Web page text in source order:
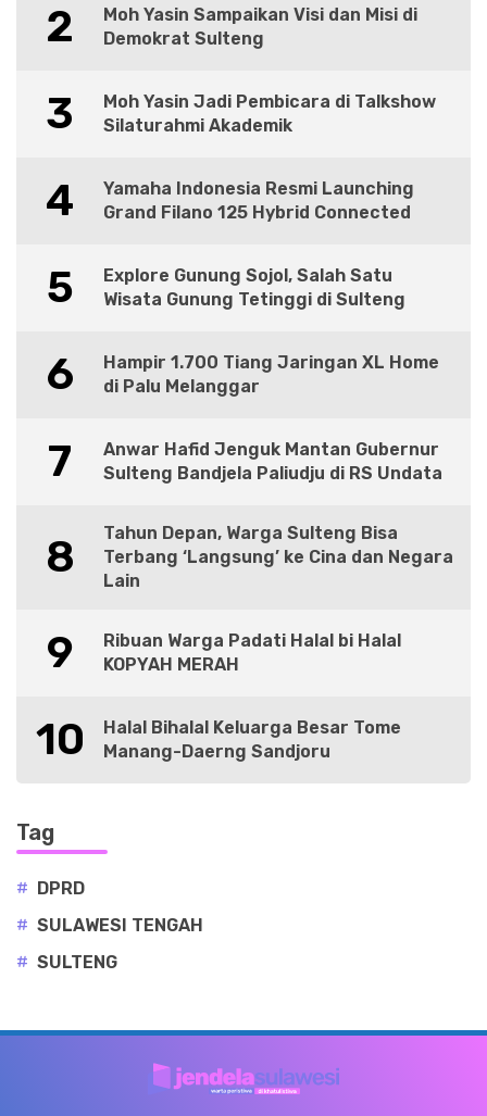
2
Moh Yasin Sampaikan Visi dan Misi di
Demokrat Sulteng
3
Moh Yasin Jadi Pembicara di Talkshow
Silaturahmi Akademik
4
Yamaha Indonesia Resmi Launching
Grand Filano 125 Hybrid Connected
5
Explore Gunung Sojol, Salah Satu
Wisata Gunung Tetinggi di Sulteng
6
Hampir 1.700 Tiang Jaringan XL Home
di Palu Melanggar
7
Anwar Hafid Jenguk Mantan Gubernur
Sulteng Bandjela Paliudju di RS Undata
8
Tahun Depan, Warga Sulteng Bisa
Terbang ‘Langsung’ ke Cina dan Negara
Lain
9
Ribuan Warga Padati Halal bi Halal
KOPYAH MERAH
10
Halal Bihalal Keluarga Besar Tome
Manang-Daerng Sandjoru
Tag
# DPRD
# SULAWESI TENGAH
# SULTENG